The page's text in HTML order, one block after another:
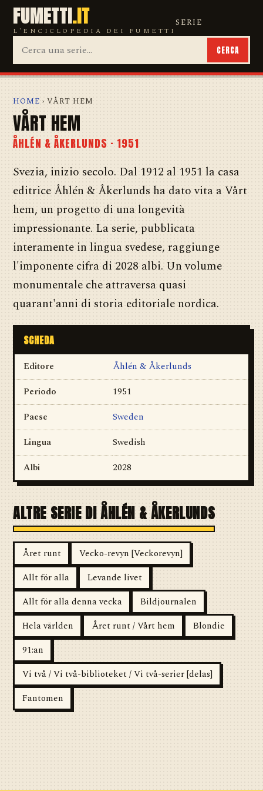
FUMETTI.IT
L'ENCICLOPEDIA DEI FUMETTI
SERIE
CERCA
HOME › VÅRT HEM
VÅRT HEM
ÅHLÉN & ÅKERLUNDS · 1951
Svezia, inizio secolo. Dal 1912 al 1951 la casa
editrice Åhlén & Åkerlunds ha dato vita a Vårt
hem, un progetto di una longevità
impressionante. La serie, pubblicata
interamente in lingua svedese, raggiunge
l'imponente cifra di 2028 albi. Un volume
monumentale che attraversa quasi
quarant'anni di storia editoriale nordica.
SCHEDA
Editore
Åhlén & Åkerlunds
Periodo
1951
Paese
Sweden
Lingua
Swedish
Albi
2028
ALTRE SERIE DI ÅHLÉN & ÅKERLUNDS
Året runt
Vecko-revyn [Veckorevyn]
Allt för alla
Levande livet
Allt för alla denna vecka
Bildjournalen
Hela världen
Året runt / Vårt hem
Blondie
91:an
Vi två / Vi två-biblioteket / Vi två-serier [delas]
Fantomen